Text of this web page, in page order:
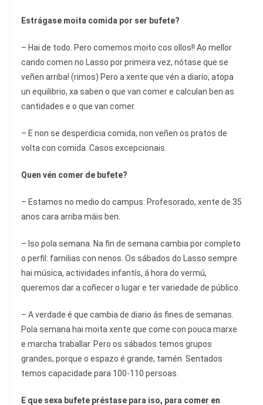
Estrágase moita comida por ser bufete?
– Hai de todo. Pero comemos moito cos ollos!! Ao mellor
cando comen no Lasso por primeira vez, nótase que se
veñen arriba! (rimos) Pero a xente que vén a diario, atopa
un equilibrio, xa saben o que van comer e calculan ben as
cantidades e o que van comer.
– E non se desperdicia comida, non veñen os pratos de
volta con comida. Casos excepcionais.
Quen vén comer de bufete?
– Estamos no medio do campus: Profesorado, xente de 35
anos cara arriba máis ben.
– Iso pola semana. Na fin de semana cambia por completo
o perfil: familias con nenos. Os sábados do Lasso sempre
hai música, actividades infantís, á hora do vermú,
queremos dar a coñecer o lugar e ter variedade de público.
– A verdade é que cambia de diario ás fines de semanas.
Pola semana hai moita xente que come con pouca marxe
e marcha traballar. Pero os sábados temos grupos
grandes, porque o espazo é grande, tamén. Sentados
temos capacidade para 100-110 persoas.
E que sexa bufete préstase para iso, para comer en